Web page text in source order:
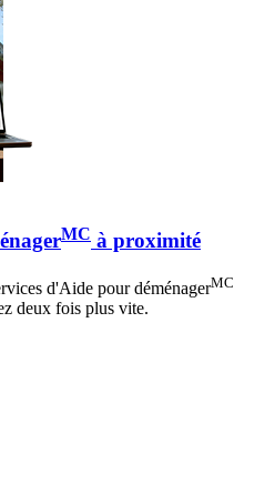
MC à proximité
d'Aide pour déménagerMC
deux fois plus vite.